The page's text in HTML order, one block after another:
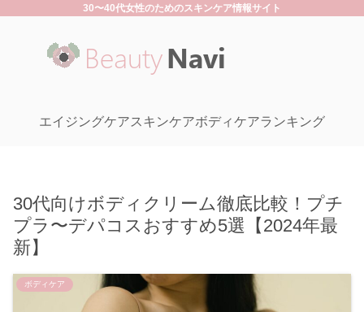
30〜40代女性のためのスキンケア情報サイト
エイジングケアスキンケアボディケアランキング
30代向けボディクリーム徹底比較！プチ
プラ〜デパコスおすすめ5選【2024年最
新】
ボディケア